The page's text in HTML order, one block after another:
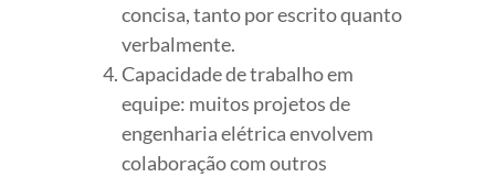
concisa, tanto por escrito quanto
verbalmente.
Capacidade de trabalho em
equipe: muitos projetos de
engenharia elétrica envolvem
colaboração com outros